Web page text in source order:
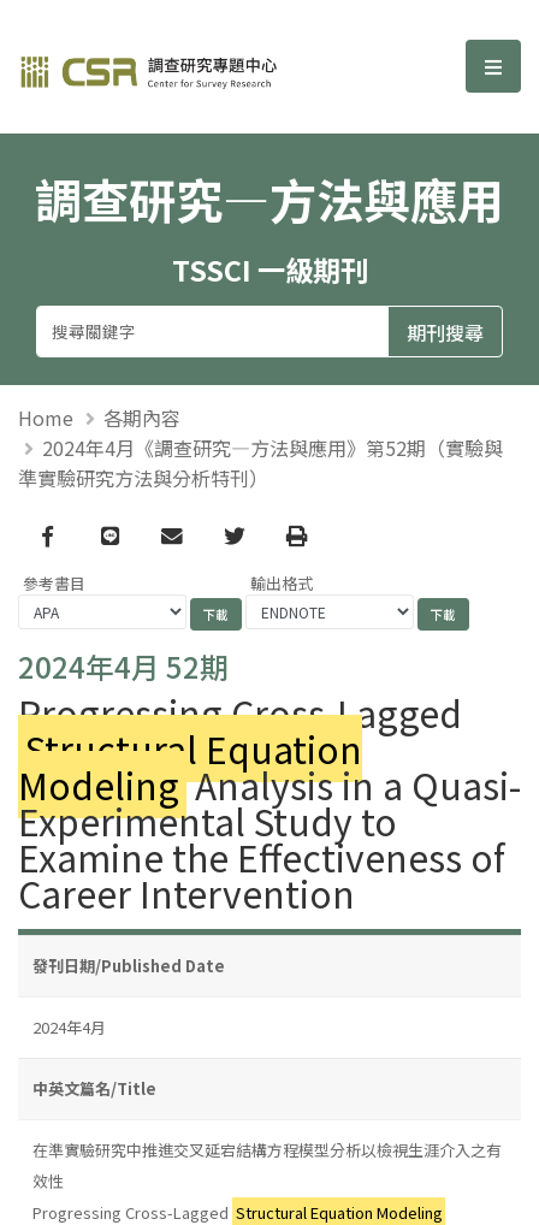
調查研究—方法與應用期刊 選
調查研究—方法與應用
TSSCI 一級期刊
Home
各期內容
2024年4月《調查研究—方法與應用》第52期（實驗與
準實驗研究方法與分析特刊）
Facebook
line email TwitterPrint
參考書目 輸出格式
2024年4月 52期
Progressing Cross-Lagged
Structural Equation
ModelingAnalysis in a Quasi-
Experimental Study to
Examine the Effectiveness of
Career Intervention
發刊日期/Published Date
2024年4月
中英文篇名/Title
在準實驗研究中推進交叉延宕結構方程模型分析以檢視生涯介入之有
效性
Progressing Cross-Lagged Structural Equation Modeling